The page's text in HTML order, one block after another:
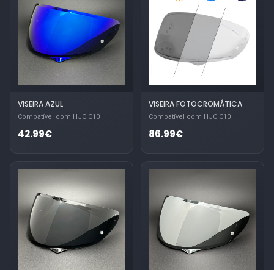
VISEIRA AZUL
Compatível com HJC C10
42.99€
VISEIRA FOTOCROMÁTICA
Compatível com HJC C10
86.99€